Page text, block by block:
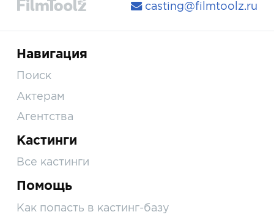
casting@filmtoolz.ru
Навигация
Поиск
Актерам
Агентства
Кастинги
Все кастинги
Помощь
Как попасть в кастинг-базу